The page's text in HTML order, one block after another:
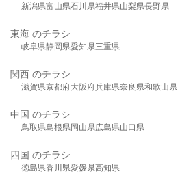
新潟県富山県石川県福井県山梨県長野県
東海 のチラシ
岐阜県静岡県愛知県三重県
関西 のチラシ
滋賀県京都府大阪府兵庫県奈良県和歌山県
中国 のチラシ
鳥取県島根県岡山県広島県山口県
四国 のチラシ
徳島県香川県愛媛県高知県